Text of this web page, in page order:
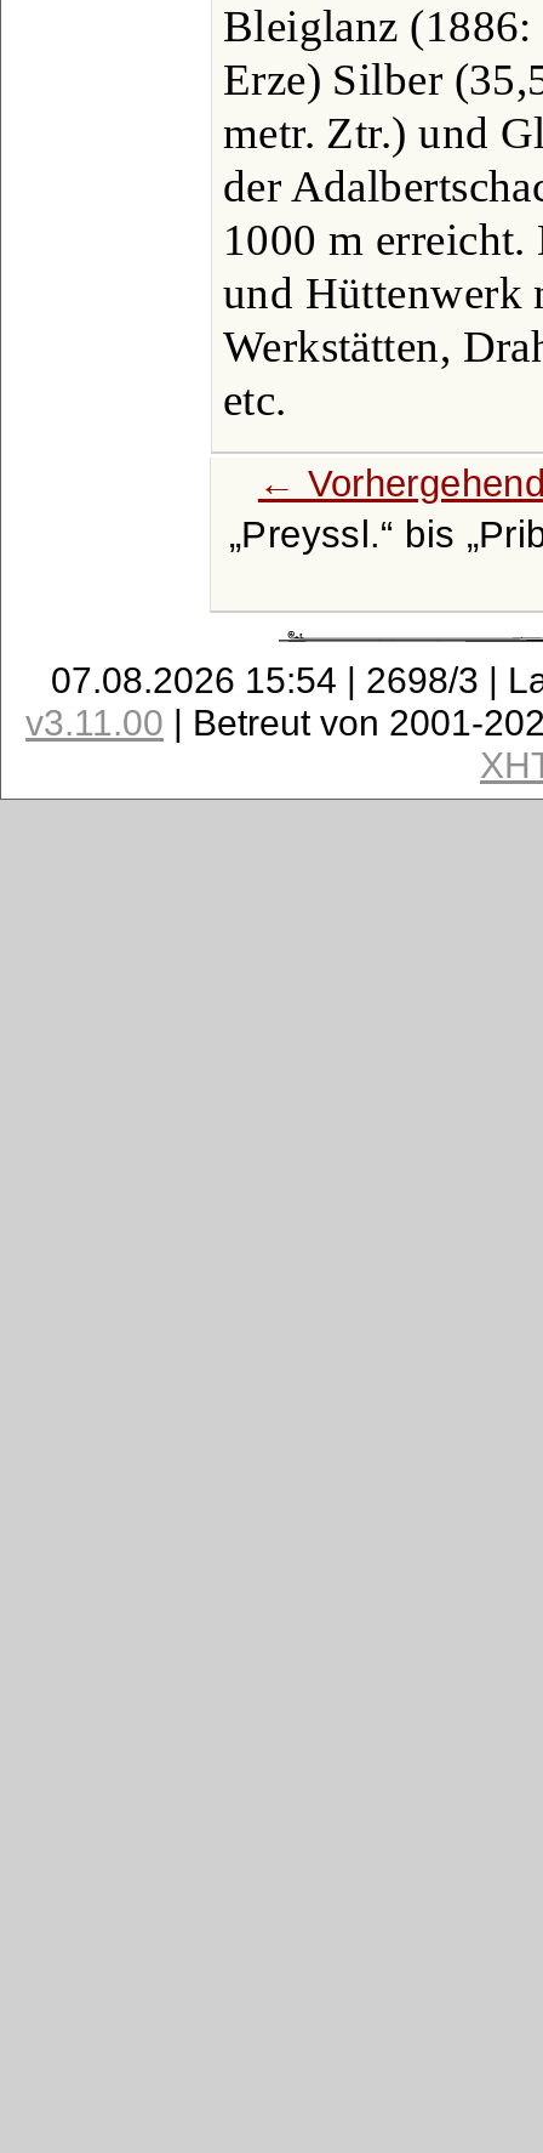
Bleiglanz
Erze) Silber
metr. Ztr.) und
der
1000 m
und Hüttenwerk
Werkstätten,
etc.
←
Preyssl.
bis
07.08.2026 15:54 | 2698/3 |
v3.11.00 | Betreut von 2001-